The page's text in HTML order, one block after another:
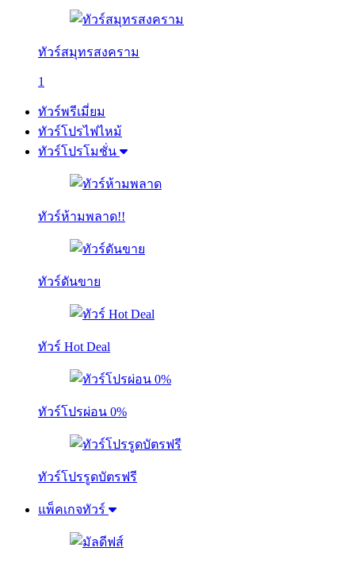
ทัวร์สมุทรสงคราม
1
ทัวร์พรีเมี่ยม
ทัวร์โปรไฟไหม้
ทัวร์โปรโมชั่น
ทัวร์ห้ามพลาด!!
ทัวร์ดันขาย
ทัวร์ Hot Deal
ทัวร์โปรผ่อน 0%
ทัวร์โปรรูดบัตรฟรี
แพ็คเกจทัวร์